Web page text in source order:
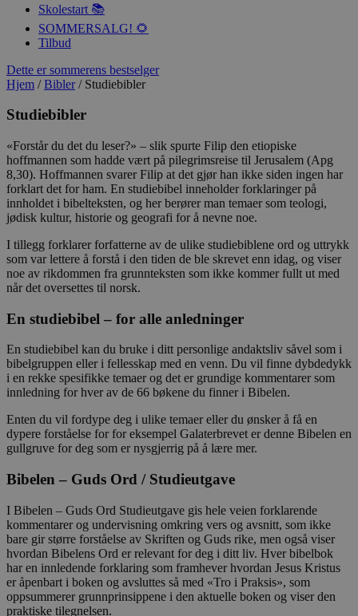
Skolestart 📚
SOMMERSALG! 🌻
Tilbud
Dette er sommerens bestselger
Hjem /Bibler/ Studiebibler
Studiebibler
«Forstår du det du leser?» – slik spurte Filip den etiopiske
hoffmannen som hadde vært på pilegrimsreise til Jerusalem (Apg
8,30). Hoffmannen svarer Filip at det gjør han ikke siden ingen har
forklart det for ham. En studiebibel inneholder forklaringer på
innholdet i bibelteksten, og her berører man temaer som teologi,
jødisk kultur, historie og geografi for å nevne noe.
I tillegg forklarer forfatterne av de ulike studiebiblene ord og uttrykk
som var lettere å forstå i den tiden de ble skrevet enn idag, og viser
noe av rikdommen fra grunnteksten som ikke kommer fullt ut med
når det oversettes til norsk.
En studiebibel – for alle anledninger
En studiebibel kan du bruke i ditt personlige andaktsliv såvel som i
bibelgruppen eller i fellesskap med en venn. Du vil finne dybdedykk
i en rekke spesifikke temaer og det er grundige kommentarer som
innledning for hver av de 66 bøkene du finner i Bibelen.
Enten du vil fordype deg i ulike temaer eller du ønsker å få en
dypere forståelse for for eksempel Galaterbrevet er denne Bibelen en
gullgruve for deg som er nysgjerrig på å lære mer.
Bibelen – Guds Ord / Studieutgave
I Bibelen – Guds Ord Studieutgave gis hele veien forklarende
kommentarer og undervisning omkring vers og avsnitt, som ikke
bare gir større forståelse av Skriften og Guds rike, men også viser
hvordan Bibelens Ord er relevant for deg i ditt liv. Hver bibelbok
har en innledende forklaring som framhever hvordan Jesus Kristus
er åpenbart i boken og avsluttes så med «Tro i Praksis», som
oppsummerer grunnprinsippene i den aktuelle boken og viser den
praktiske tilegnelsen.